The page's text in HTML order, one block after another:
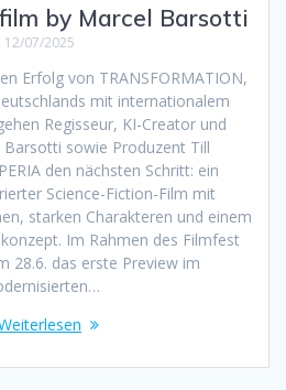
by Marcel Barsotti
12/07/2025
Erfolg von TRANSFORMATION,
mit internationalem
Regisseur, KI-Creator und
sowie Produzent Till
den nächsten Schritt: ein
Science-Fiction-Film mit
starken Charakteren und einem
Im Rahmen des Filmfest
28.6. das erste Preview im